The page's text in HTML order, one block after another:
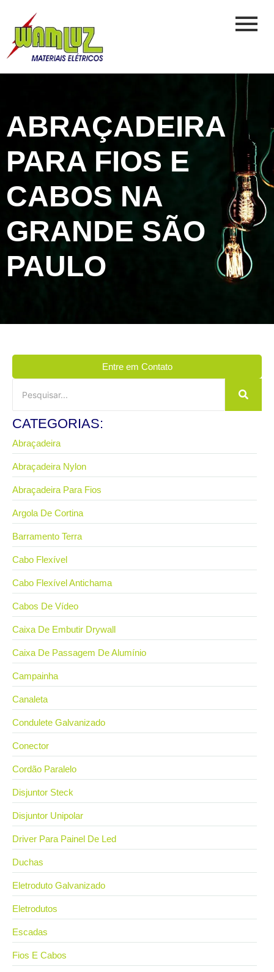
ABRAÇADEIRA
PARA FIOS E
CABOS NA
GRANDE SÃO
PAULO
Entre em Contato
CATEGORIAS:
Abraçadeira
Abraçadeira Nylon
Abraçadeira Para Fios
Argola De Cortina
Barramento Terra
Cabo Flexível
Cabo Flexível Antichama
Cabos De Vídeo
Caixa De Embutir Drywall
Caixa De Passagem De Alumínio
Campainha
Canaleta
Condulete Galvanizado
Conector
Cordão Paralelo
Disjuntor Steck
Disjuntor Unipolar
Driver Para Painel De Led
Duchas
Eletroduto Galvanizado
Eletrodutos
Escadas
Fios E Cabos